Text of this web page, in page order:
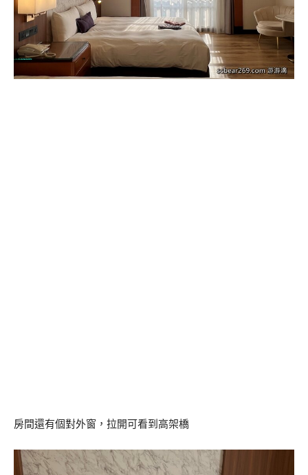
房間還有個對外窗，拉開可看到高架橋